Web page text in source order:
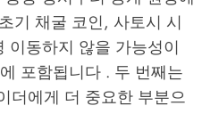
기 채굴 코인, 사토시 시
이동하지 않을 가능성이
포함됩니다 . 두 번째는
더에게 더 중요한 부분으